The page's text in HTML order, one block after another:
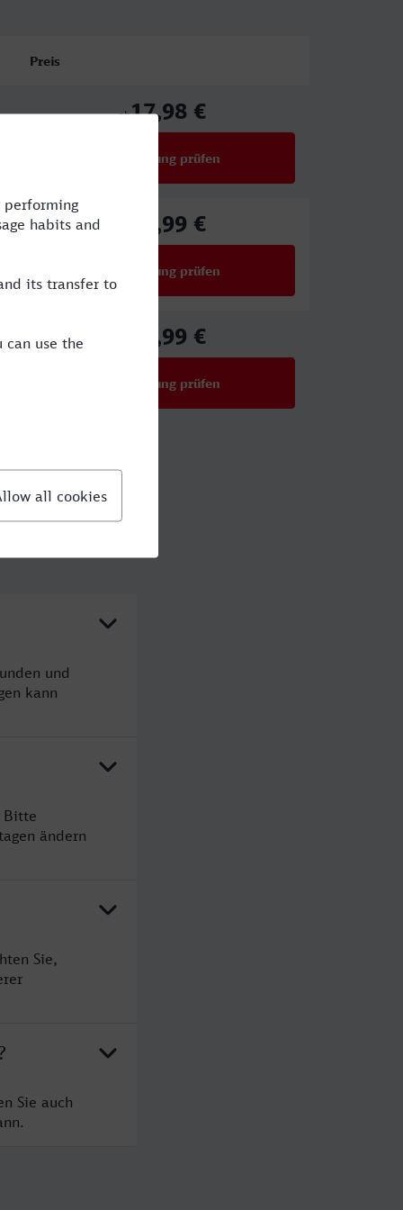
Preis
ab17,98 €
Verbindung prüfen
27,99 €
Verbindung prüfen
41,99 €
Verbindung prüfen
und
kann
Bitte
ändern
Sie,
Sie auch